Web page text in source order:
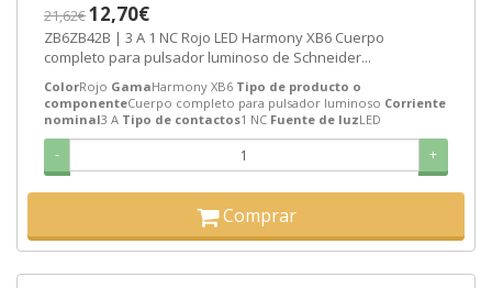
21,62€12,70€
ZB6ZB42B | 3 A 1 NC Rojo LED Harmony XB6 Cuerpo
completo para pulsador luminoso de Schneider...
ColorRojo GamaHarmony XB6 Tipo de producto o
componenteCuerpo completo para pulsador luminoso Corriente
nominal3 A Tipo de contactos1 NC Fuente de luzLED
- +
Comprar